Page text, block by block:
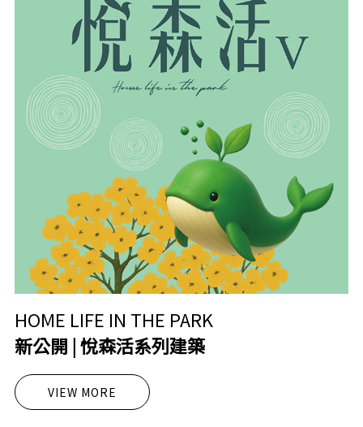
HOME LIFE IN THE PARK
新公開 | 悅森活系列建築
VIEW MORE